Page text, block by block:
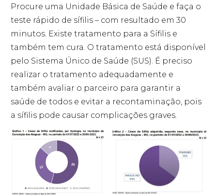
Procure uma Unidade Básica de Saúde e faça o
teste rápido de sífilis – com resultado em 30
minutos. Existe tratamento para a Sífilis e
também tem cura. O tratamento está disponível
pelo Sistema Único de Saúde (SUS). É preciso
realizar o tratamento adequadamente e
também avaliar o parceiro para garantir a
saúde de todos e evitar a recontaminação, pois
a sífilis pode causar complicações graves.